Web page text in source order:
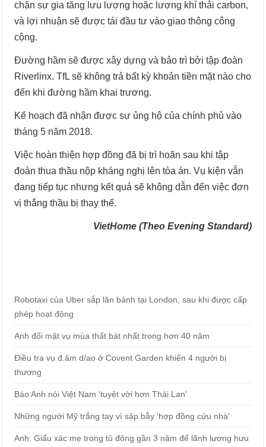
chặn sự gia tăng lưu lượng hoặc lượng khí thải carbon,
và lợi nhuận sẽ được tái đầu tư vào giao thông công
cộng.
Đường hầm sẽ được xây dựng và bảo trì bởi tập đoàn
Riverlinx. TfL sẽ không trả bất kỳ khoản tiền mặt nào cho
đến khi đường hầm khai trương.
Kế hoạch đã nhận được sự ủng hộ của chính phủ vào
tháng 5 năm 2018.
Việc hoàn thiện hợp đồng đã bị trì hoãn sau khi tập
đoàn thua thầu nộp kháng nghị lên tòa án. Vụ kiện vẫn
đang tiếp tục nhưng kết quả sẽ không dẫn đến việc đơn
vị thắng thầu bị thay thế.
VietHome (Theo Evening Standard)
Robotaxi của Uber sắp lăn bánh tại London, sau khi được cấp
phép hoạt động
Anh đối mặt vụ mùa thất bát nhất trong hơn 40 năm
Điều tra vụ đ.âm d/ao ở Covent Garden khiến 4 người bị
thương
Báo Anh nói Việt Nam 'tuyệt vời hơn Thái Lan'
Những người Mỹ trắng tay vì sập bẫy 'hợp đồng cứu nhà'
Anh: Giấu xác mẹ trong tủ đông gần 3 năm để lãnh lương hưu